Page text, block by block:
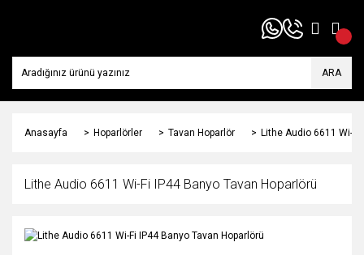
ARA
Anasayfa Hoparlörler Tavan Hoparlör Lithe Audio 6611 Wi-
Lithe Audio 6611 Wi-Fi IP44 Banyo Tavan Hoparlörü